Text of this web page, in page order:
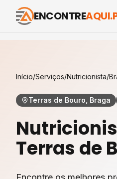
ENCONTRE
Início/Serviços/Nutricionista/
Terras de Bouro, Braga
Terras de